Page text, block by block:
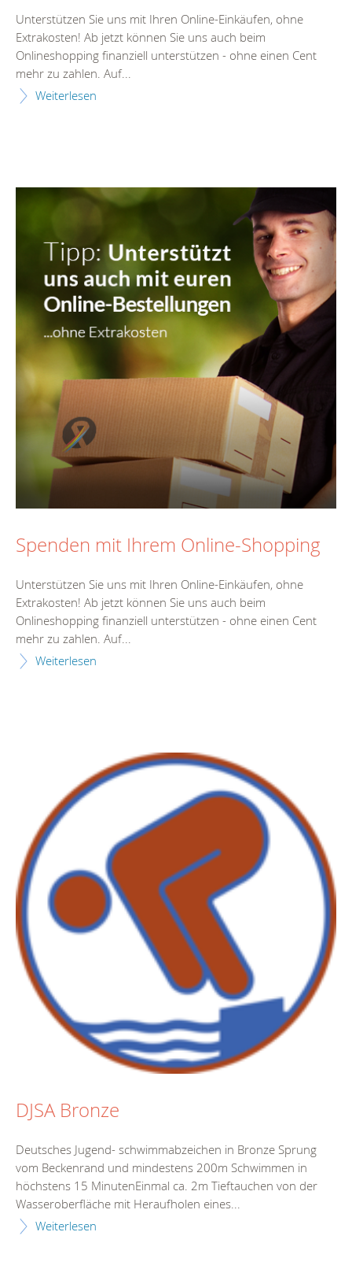
Unterstützen Sie uns mit Ihren Online-Einkäufen, ohne
Extrakosten! Ab jetzt können Sie uns auch beim
Onlineshopping finanziell unterstützen - ohne einen Cent
mehr zu zahlen. Auf...
Weiterlesen
Spenden mit Ihrem Online-Shopping
Unterstützen Sie uns mit Ihren Online-Einkäufen, ohne
Extrakosten! Ab jetzt können Sie uns auch beim
Onlineshopping finanziell unterstützen - ohne einen Cent
mehr zu zahlen. Auf...
Weiterlesen
DJSA Bronze
Deutsches Jugend- schwimmabzeichen in Bronze Sprung
vom Beckenrand und mindestens 200m Schwimmen in
höchstens 15 MinutenEinmal ca. 2m Tieftauchen von der
Wasseroberfläche mit Heraufholen eines...
Weiterlesen